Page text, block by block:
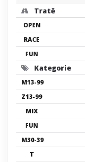
Tratě
OPEN
RACE
FUN
Kategorie
M13-99
Z13-99
MIX
FUN
M30-39
T